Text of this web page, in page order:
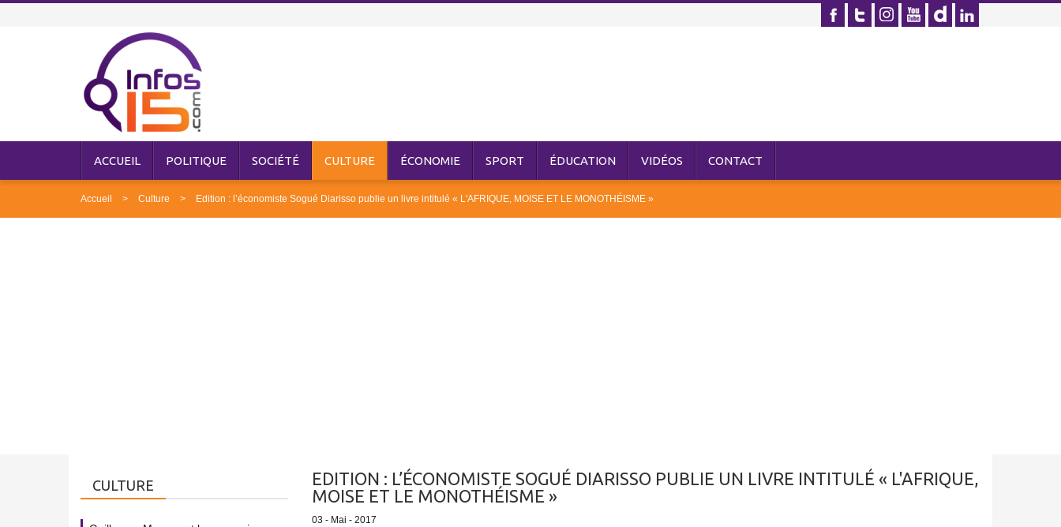
ACCUEIL POLITIQUE SOCIÉTÉ CULTURE ÉCONOMIE SPORT ÉDUCATION VIDÉOS CONTACT
Accueil Culture Edition : l’économiste Sogué Diarisso publie un livre intitulé « L'AFRIQUE, MOISE ET LE MONOTHÉISME »
EDITION : L’ÉCONOMISTE SOGUÉ DIARISSO PUBLIE UN LIVRE INTITULÉ « L'AFRIQUE,
MOISE ET LE MONOTHÉISME »
03 - Mai - 2017
CULTURE